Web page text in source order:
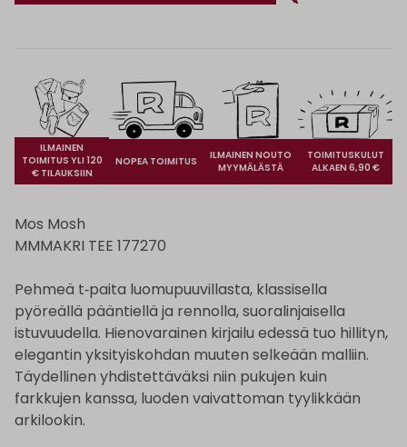
ILMAINEN
TOIMITUS YLI 120
€ TILAUKSIIN
NOPEA TOIMITUS
ILMAINEN NOUTO
MYYMÄLÄSTÄ
TOIMITUSKULUT
ALKAEN 6,90 €
Mos Mosh
MMMAKRI TEE 177270
Pehmeä t‑paita luomupuuvillasta, klassisella
pyöreällä pääntiellä ja rennolla, suoralinjaisella
istuvuudella. Hienovarainen kirjailu edessä tuo hillityn,
elegantin yksityiskohdan muuten selkeään malliin.
Täydellinen yhdistettäväksi niin pukujen kuin
farkkujen kanssa, luoden vaivattoman tyylikkään
arkilookin.